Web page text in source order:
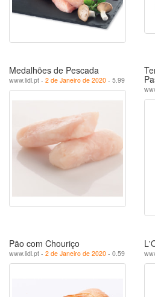
Medalhões de Pescada
www.lidl.pt - 2 de Janeiro de 2020 - 5.99
Pão com Chouriço
www.lidl.pt - 2 de Janeiro de 2020 - 0.59